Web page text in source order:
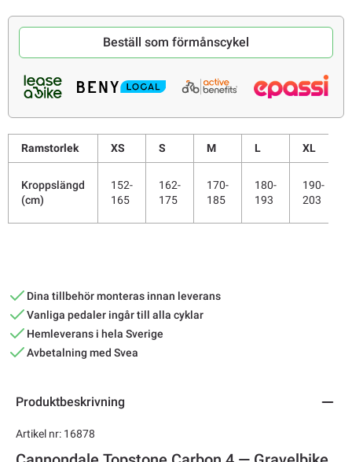
Beställ som förmånscykel
Ramstorlek XS S M L XL
Kroppslängd
(cm)
152-
165
162-
175
170-
185
180-
193
190-
203
Dina tillbehör monteras innan leverans
Vanliga pedaler ingår till alla cyklar
Hemleverans i hela Sverige
Avbetalning med Svea
Produktbeskrivning
Artikel nr: 16878